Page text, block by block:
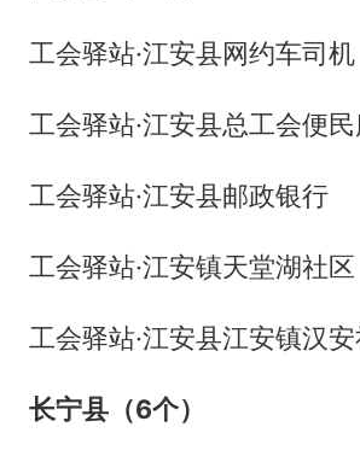
工会驿站·江安县网约车司机
工会驿站·江安县总工会便
工会驿站·江安县邮政银行
工会驿站·江安镇天堂湖社区
工会驿站·江安县江安镇汉
长宁县（6个）